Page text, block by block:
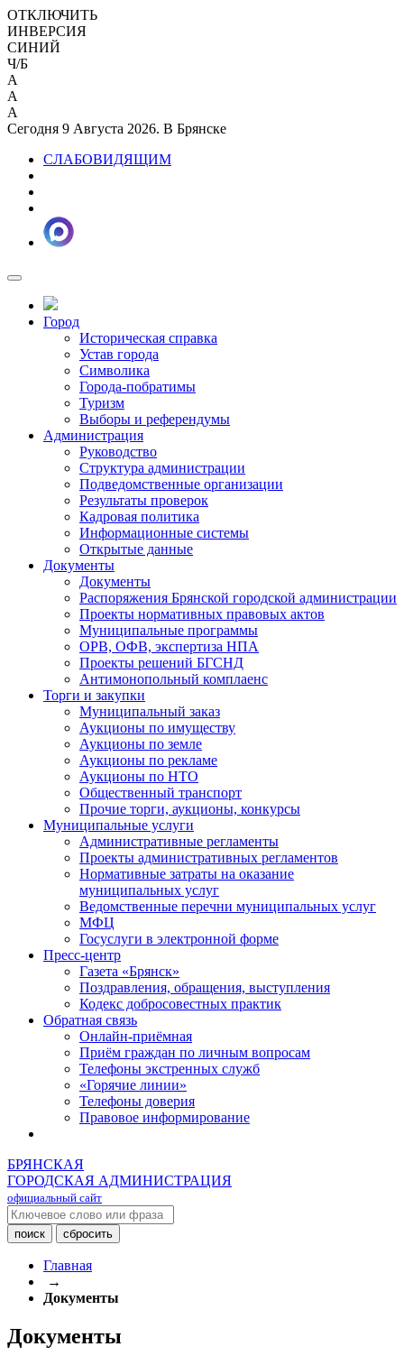
ОТКЛЮЧИТЬ
ИНВЕРСИЯ
СИНИЙ
Ч/Б
A
A
A
Сегодня 9 Августа 2026. В Брянске
СЛАБОВИДЯЩИМ
Город
Историческая справка
Устав города
Символика
Города-побратимы
Туризм
Выборы и референдумы
Администрация
Руководство
Структура администрации
Подведомственные организации
Результаты проверок
Кадровая политика
Информационные системы
Открытые данные
Документы
Документы
Распоряжения Брянской городской администрации
Проекты нормативных правовых актов
Муниципальные программы
ОРВ, ОФВ, экспертиза НПА
Проекты решений БГСНД
Антимонопольный комплаенс
Торги и закупки
Муниципальный заказ
Аукционы по имуществу
Аукционы по земле
Аукционы по рекламе
Аукционы по НТО
Общественный транспорт
Прочие торги, аукционы, конкурсы
Муниципальные услуги
Административные регламенты
Проекты административных регламентов
Нормативные затраты на оказание
муниципальных услуг
Ведомственные перечни муниципальных услуг
МФЦ
Госуслуги в электронной форме
Пресс-центр
Газета «Брянск»
Поздравления, обращения, выступления
Кодекс добросовестных практик
Обратная связь
Онлайн-приёмная
Приём граждан по личным вопросам
Телефоны экстренных служб
«Горячие линии»
Телефоны доверия
Правовое информирование
БРЯНСКАЯ
ГОРОДСКАЯ АДМИНИСТРАЦИЯ
официальный сайт
Главная
→
Документы
Документы